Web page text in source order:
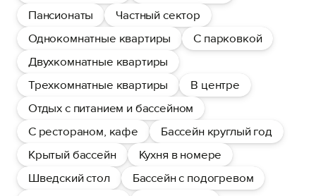
Пансионаты
Частный сектор
Однокомнатные квартиры
С парковкой
Двухкомнатные квартиры
Трехкомнатные квартиры
В центре
Отдых с питанием и бассейном
С рестораном, кафе
Бассейн круглый год
Крытый бассейн
Кухня в номере
Шведский стол
Бассейн с подогревом